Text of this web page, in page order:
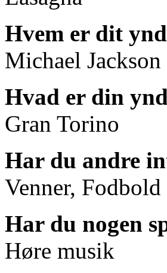
Hvem er dit
Michael Jackson
Hvad er din
Gran Torino
Har du andre
Venner, Fodbold
Har du nogen
Høre musik